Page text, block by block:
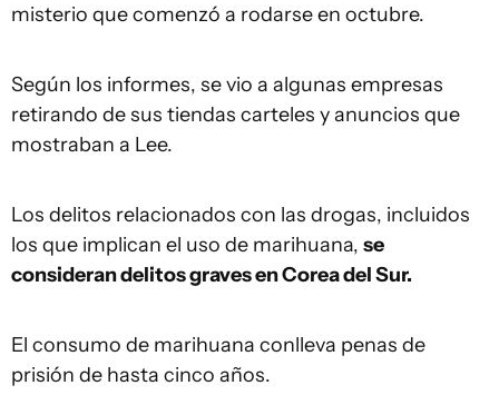
misterio que comenzó a rodarse en octubre.
Según los informes, se vio a algunas empresas
retirando de sus tiendas carteles y anuncios que
mostraban a Lee.
Los delitos relacionados con las drogas, incluidos
los que implican el uso de marihuana, se
consideran delitos graves en Corea del Sur.
El consumo de marihuana conlleva penas de
prisión de hasta cinco años.